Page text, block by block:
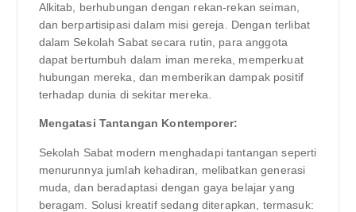
Alkitab, berhubungan dengan rekan-rekan seiman,
dan berpartisipasi dalam misi gereja. Dengan terlibat
dalam Sekolah Sabat secara rutin, para anggota
dapat bertumbuh dalam iman mereka, memperkuat
hubungan mereka, dan memberikan dampak positif
terhadap dunia di sekitar mereka.
Mengatasi Tantangan Kontemporer:
Sekolah Sabat modern menghadapi tantangan seperti
menurunnya jumlah kehadiran, melibatkan generasi
muda, dan beradaptasi dengan gaya belajar yang
beragam. Solusi kreatif sedang diterapkan, termasuk: